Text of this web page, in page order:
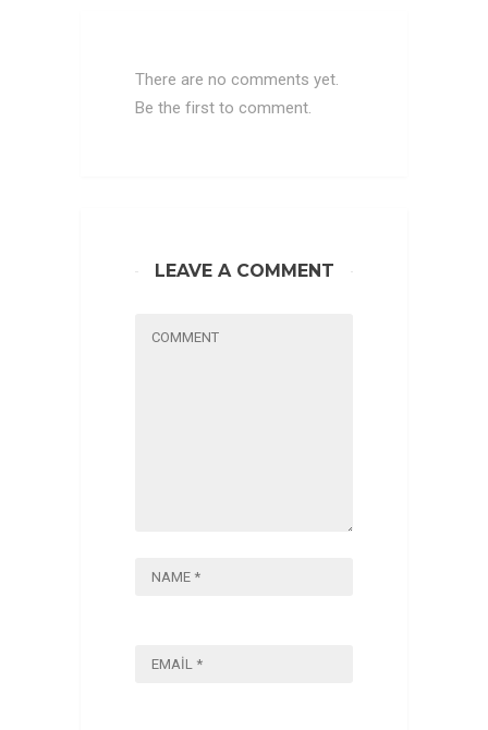
There are no comments yet.
Be the first to comment.
LEAVE A COMMENT